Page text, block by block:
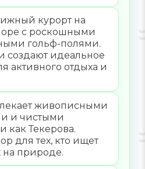
курорт на
с роскошными
гольф-полями.
создают идеальное
активного отдыха и
живописными
и чистыми
как Текерова.
для тех, кто ищет
на природе.